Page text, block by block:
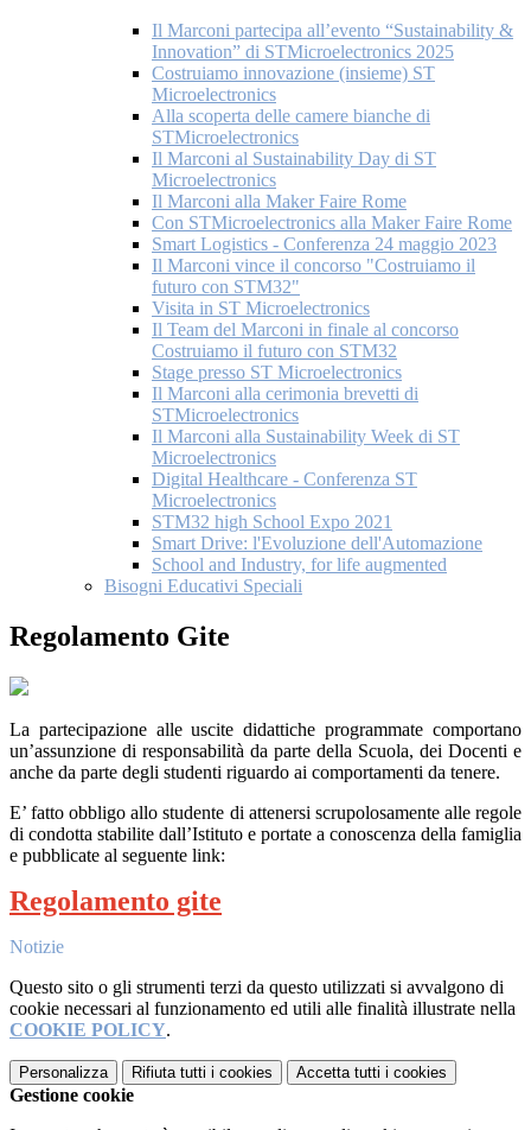
Il Marconi partecipa all’evento “Sustainability &
Innovation” di STMicroelectronics 2025
Costruiamo innovazione (insieme) ST
Microelectronics
Alla scoperta delle camere bianche di
STMicroelectronics
Il Marconi al Sustainability Day di ST
Microelectronics
Il Marconi alla Maker Faire Rome
Con STMicroelectronics alla Maker Faire Rome
Smart Logistics - Conferenza 24 maggio 2023
Il Marconi vince il concorso "Costruiamo il
futuro con STM32"
Visita in ST Microelectronics
Il Team del Marconi in finale al concorso
Costruiamo il futuro con STM32
Stage presso ST Microelectronics
Il Marconi alla cerimonia brevetti di
STMicroelectronics
Il Marconi alla Sustainability Week di ST
Microelectronics
Digital Healthcare - Conferenza ST
Microelectronics
STM32 high School Expo 2021
Smart Drive: l'Evoluzione dell'Automazione
School and Industry, for life augmented
Bisogni Educativi Speciali
Regolamento Gite
La partecipazione alle uscite didattiche programmate comportano
un’assunzione di responsabilità da parte della Scuola, dei Docenti e
anche da parte degli studenti riguardo ai comportamenti da tenere.
E’ fatto obbligo allo studente di attenersi scrupolosamente alle regole
di condotta stabilite dall’Istituto e portate a conoscenza della famiglia
e pubblicate al seguente link:
Regolamento gite
Notizie
Questo sito o gli strumenti terzi da questo utilizzati si avvalgono di
cookie necessari al funzionamento ed utili alle finalità illustrate nella
COOKIE POLICY.
Personalizza Rifiuta tutti i cookies Accetta tutti i cookies
Gestione cookie